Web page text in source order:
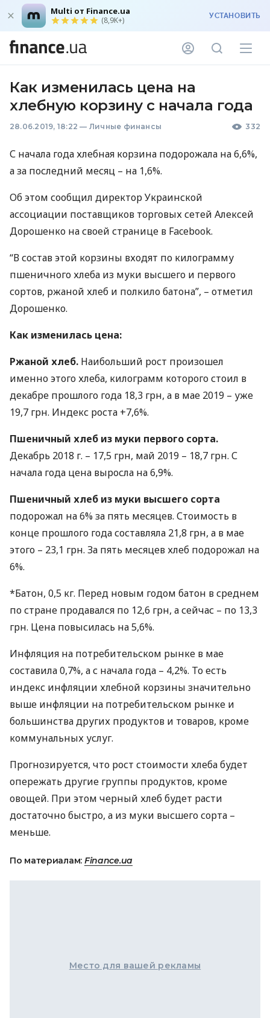
Multi от Finance.ua
(8,9K+) УСТАНОВИТЬ
Как изменилась цена на
хлебную корзину с начала года
28.06.2019, 18:22 — Личные финансы 332
С начала года хлебная корзина подорожала на 6,6%,
а за последний месяц – на 1,6%.
Об этом сообщил директор Украинской
ассоциации поставщиков торговых сетей Алексей
Дорошенко на своей странице в Facebook.
“В состав этой корзины входят по килограмму
пшеничного хлеба из муки высшего и первого
сортов, ржаной хлеб и полкило батона”, – отметил
Дорошенко.
Как изменилась цена:
Ржаной хлеб. Наибольший рост произошел
именно этого хлеба, килограмм которого стоил в
декабре прошлого года 18,3 грн, а в мае 2019 – уже
19,7 грн. Индекс роста +7,6%.
Пшеничный хлеб из муки первого сорта.
Декабрь 2018 г. – 17,5 грн, май 2019 – 18,7 грн. С
начала года цена выросла на 6,9%.
Пшеничный хлеб из муки высшего сорта
подорожал на 6% за пять месяцев. Стоимость в
конце прошлого года составляла 21,8 грн, а в мае
этого – 23,1 грн. За пять месяцев хлеб подорожал на
6%.
*Батон, 0,5 кг. Перед новым годом батон в среднем
по стране продавался по 12,6 грн, а сейчас – по 13,3
грн. Цена повысилась на 5,6%.
Инфляция на потребительском рынке в мае
составила 0,7%, а с начала года – 4,2%. То есть
индекс инфляции хлебной корзины значительно
выше инфляции на потребительском рынке и
большинства других продуктов и товаров, кроме
коммунальных услуг.
Прогнозируется, что рост стоимости хлеба будет
опережать другие группы продуктов, кроме
овощей. При этом черный хлеб будет расти
достаточно быстро, а из муки высшего сорта –
меньше.
По материалам: Finance.ua
Место для вашей рекламы